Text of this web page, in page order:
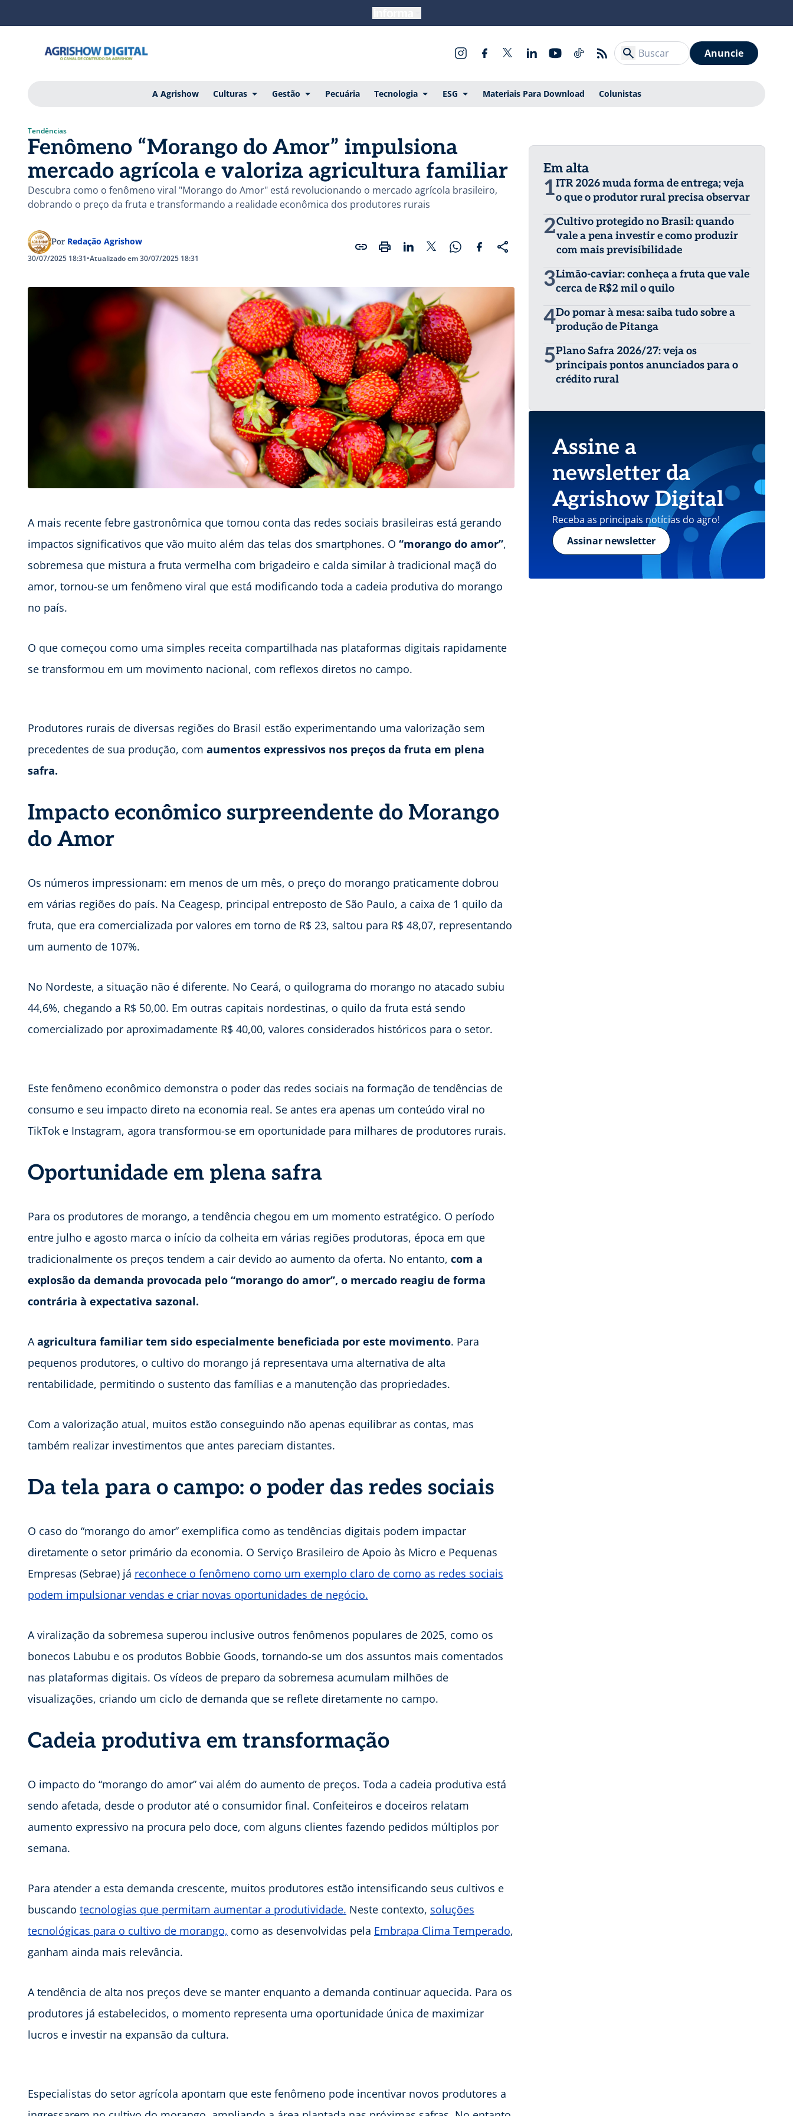
Anuncie
A Agrishow Culturas Gestão Pecuária Tecnologia ESG Materiais Para Download Colunistas
Tendências
Fenômeno “Morango do Amor” impulsiona
mercado agrícola e valoriza agricultura familiar
Descubra como o fenômeno viral "Morango do Amor" está revolucionando o mercado agrícola brasileiro,
dobrando o preço da fruta e transformando a realidade econômica dos produtores rurais
Por Redação Agrishow
30/07/2025 18:31•Atualizado em 30/07/2025 18:31
A mais recente febre gastronômica que tomou conta das redes sociais brasileiras está gerando
impactos significativos que vão muito além das telas dos smartphones. O “morango do amor”,
sobremesa que mistura a fruta vermelha com brigadeiro e calda similar à tradicional maçã do
amor, tornou-se um fenômeno viral que está modificando toda a cadeia produtiva do morango
no país.
O que começou como uma simples receita compartilhada nas plataformas digitais rapidamente
se transformou em um movimento nacional, com reflexos diretos no campo.
Produtores rurais de diversas regiões do Brasil estão experimentando uma valorização sem
precedentes de sua produção, com aumentos expressivos nos preços da fruta em plena
safra.
Impacto econômico surpreendente do Morango
do Amor
Os números impressionam: em menos de um mês, o preço do morango praticamente dobrou
em várias regiões do país. Na Ceagesp, principal entreposto de São Paulo, a caixa de 1 quilo da
fruta, que era comercializada por valores em torno de R$ 23, saltou para R$ 48,07, representando
um aumento de 107%.
No Nordeste, a situação não é diferente. No Ceará, o quilograma do morango no atacado subiu
44,6%, chegando a R$ 50,00. Em outras capitais nordestinas, o quilo da fruta está sendo
comercializado por aproximadamente R$ 40,00, valores considerados históricos para o setor.
Este fenômeno econômico demonstra o poder das redes sociais na formação de tendências de
consumo e seu impacto direto na economia real. Se antes era apenas um conteúdo viral no
TikTok e Instagram, agora transformou-se em oportunidade para milhares de produtores rurais.
Oportunidade em plena safra
Para os produtores de morango, a tendência chegou em um momento estratégico. O período
entre julho e agosto marca o início da colheita em várias regiões produtoras, época em que
tradicionalmente os preços tendem a cair devido ao aumento da oferta. No entanto, com a
explosão da demanda provocada pelo “morango do amor”, o mercado reagiu de forma
contrária à expectativa sazonal.
A agricultura familiar tem sido especialmente beneficiada por este movimento. Para
pequenos produtores, o cultivo do morango já representava uma alternativa de alta
rentabilidade, permitindo o sustento das famílias e a manutenção das propriedades.
Com a valorização atual, muitos estão conseguindo não apenas equilibrar as contas, mas
também realizar investimentos que antes pareciam distantes.
Da tela para o campo: o poder das redes sociais
O caso do “morango do amor” exemplifica como as tendências digitais podem impactar
diretamente o setor primário da economia. O Serviço Brasileiro de Apoio às Micro e Pequenas
Empresas (Sebrae) já reconhece o fenômeno como um exemplo claro de como as redes sociais
podem impulsionar vendas e criar novas oportunidades de negócio.
A viralização da sobremesa superou inclusive outros fenômenos populares de 2025, como os
bonecos Labubu e os produtos Bobbie Goods, tornando-se um dos assuntos mais comentados
nas plataformas digitais. Os vídeos de preparo da sobremesa acumulam milhões de
visualizações, criando um ciclo de demanda que se reflete diretamente no campo.
Cadeia produtiva em transformação
O impacto do “morango do amor” vai além do aumento de preços. Toda a cadeia produtiva está
sendo afetada, desde o produtor até o consumidor final. Confeiteiros e doceiros relatam
aumento expressivo na procura pelo doce, com alguns clientes fazendo pedidos múltiplos por
semana.
Para atender a esta demanda crescente, muitos produtores estão intensificando seus cultivos e
buscando tecnologias que permitam aumentar a produtividade. Neste contexto, soluções
tecnológicas para o cultivo de morango, como as desenvolvidas pela Embrapa Clima Temperado,
ganham ainda mais relevância.
A tendência de alta nos preços deve se manter enquanto a demanda continuar aquecida. Para os
produtores já estabelecidos, o momento representa uma oportunidade única de maximizar
lucros e investir na expansão da cultura.
Especialistas do setor agrícola apontam que este fenômeno pode incentivar novos produtores a
Em alta
1ITR 2026 muda forma de entrega; veja
o que o produtor rural precisa observar
2Cultivo protegido no Brasil: quando
vale a pena investir e como produzir
com mais previsibilidade
3Limão-caviar: conheça a fruta que vale
cerca de R$2 mil o quilo
4Do pomar à mesa: saiba tudo sobre a
produção de Pitanga
5Plano Safra 2026/27: veja os
principais pontos anunciados para o
crédito rural
Assine a
newsletter da
Agrishow Digital
Receba as principais notícias do agro!
Assinar newsletter